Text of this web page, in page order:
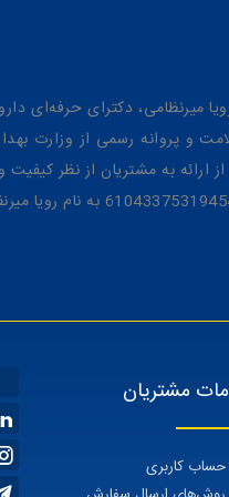
دکترای حرفه‌ای داروسازی شماره
و پروانه رسمی از وزارت
ارائه به مشتریان از نظر
مشتریان
حساب کاربری